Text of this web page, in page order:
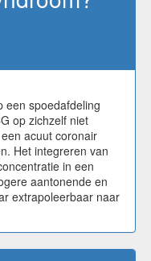
een spoedafdeling
op zichzelf niet
acuut coronair
Het integreren van
in een
aantonende en
extrapoleerbaar naar